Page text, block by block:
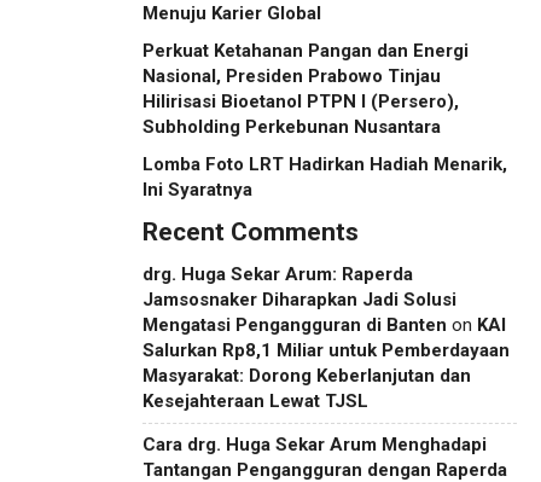
Menuju Karier Global
Perkuat Ketahanan Pangan dan Energi
Nasional, Presiden Prabowo Tinjau
Hilirisasi Bioetanol PTPN I (Persero),
Subholding Perkebunan Nusantara
Lomba Foto LRT Hadirkan Hadiah Menarik,
Ini Syaratnya
Recent Comments
drg. Huga Sekar Arum: Raperda
Jamsosnaker Diharapkan Jadi Solusi
Mengatasi Pengangguran di Banten on KAI
Salurkan Rp8,1 Miliar untuk Pemberdayaan
Masyarakat: Dorong Keberlanjutan dan
Kesejahteraan Lewat TJSL
Cara drg. Huga Sekar Arum Menghadapi
Tantangan Pengangguran dengan Raperda